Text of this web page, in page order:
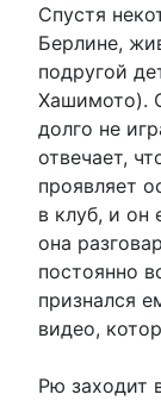
Спустя
Берлине,
подругой
Хашимото).
долго не
отвечает,
проявляет
в клуб, и он
она
постоянно
признался
видео,
Рю заходит